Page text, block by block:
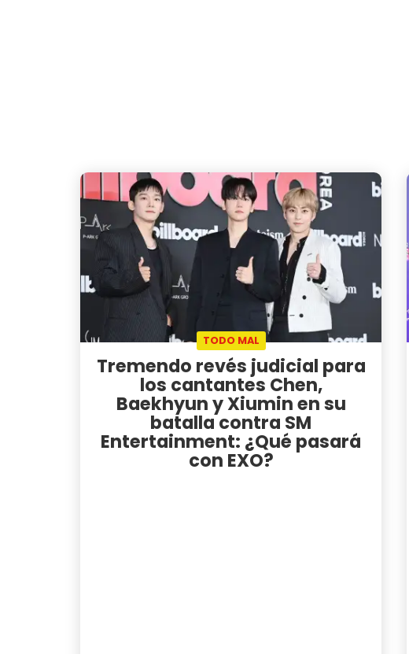
TODO MAL
Tremendo revés judicial para
los cantantes Chen,
Baekhyun y Xiumin en su
batalla contra SM
Entertainment: ¿Qué pasará
con EXO?